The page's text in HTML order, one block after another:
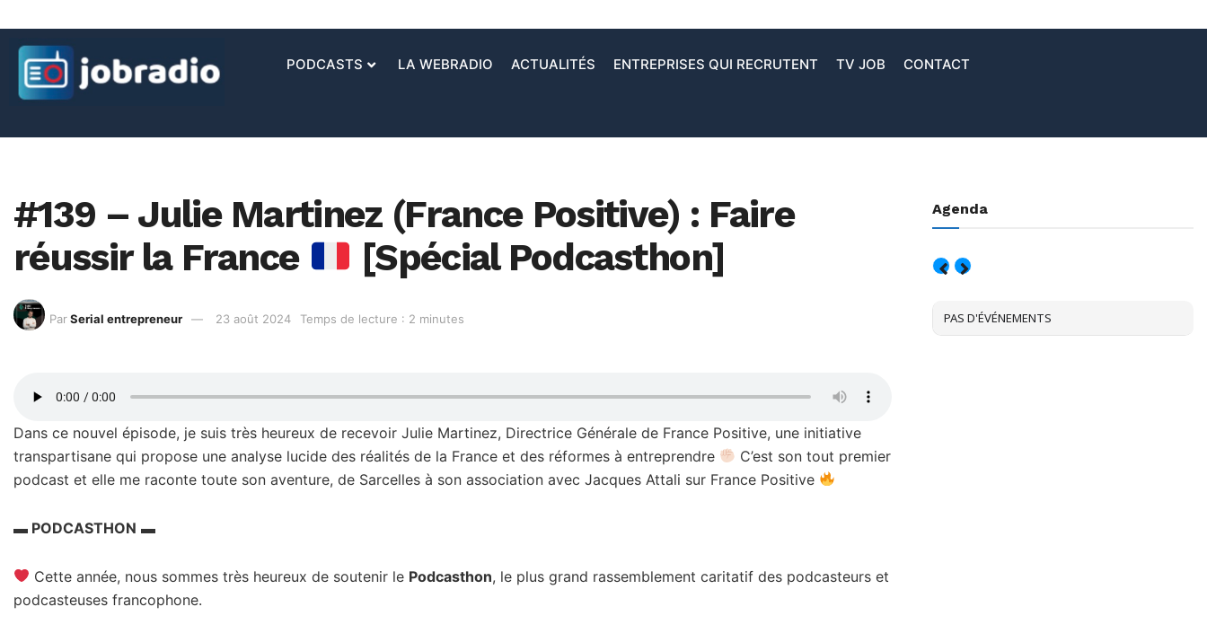
PODCASTS LA WEBRADIO ACTUALITÉS ENTREPRISES QUI RECRUTENT TV JOB CONTACT
#139 – Julie Martinez (France Positive) : Faire
réussir la France
[Spécial Podcasthon]
Par Serial entrepreneur 23 août 2024 Temps de lecture : 2 minutes
Dans ce nouvel épisode, je suis très heureux de recevoir Julie Martinez, Directrice Générale de France Positive, une initiative
transpartisane qui propose une analyse lucide des réalités de la France et des réformes à entreprendre
C’est son tout premier
podcast et elle me raconte toute son aventure, de Sarcelles à son association avec Jacques Attali sur France Positive
▬ PODCASTHON ▬
Cette année, nous sommes très heureux de soutenir le Podcasthon, le plus grand rassemblement caritatif des podcasteurs et
podcasteuses francophone.
Agenda
PAS D'ÉVÉNEMENTS